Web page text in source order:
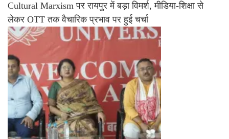
Cultural Marxism पर रायपुर में बड़ा विमर्श, मीडिया-शिक्षा से
लेकर OTT तक वैचारिक प्रभाव पर हुई चर्चा